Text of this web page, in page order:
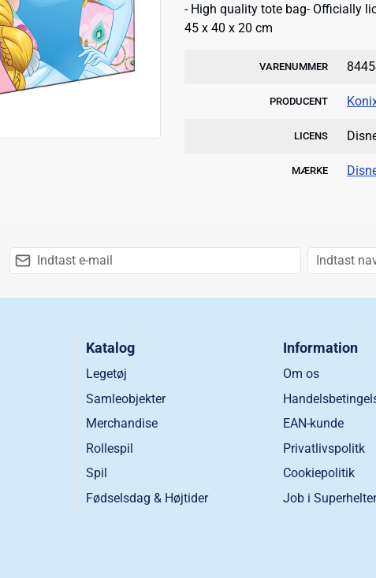
- High quality tote bag- Officially
45 x 40 x 20 cm
VARENUMMER
PRODUCENT
LICENS
MÆRKE
Katalog
Legetøj
Samleobjekter
Merchandise
Rollespil
Spil
Fødselsdag & Højtider
Information
Om os
EAN-kunde
Privatlivspolitk
Cookiepolitik
Job i